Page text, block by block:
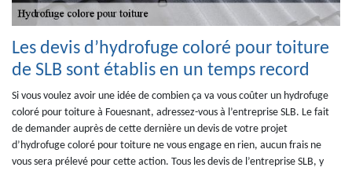
Les devis d’hydrofuge coloré pour toiture
de SLB sont établis en un temps record
Si vous voulez avoir une idée de combien ça va vous coûter un hydrofuge
coloré pour toiture à Fouesnant, adressez-vous à l’entreprise SLB. Le fait
de demander auprès de cette dernière un devis de votre projet
d’hydrofuge coloré pour toiture ne vous engage en rien, aucun frais ne
vous sera prélevé pour cette action. Tous les devis de l’entreprise SLB, y